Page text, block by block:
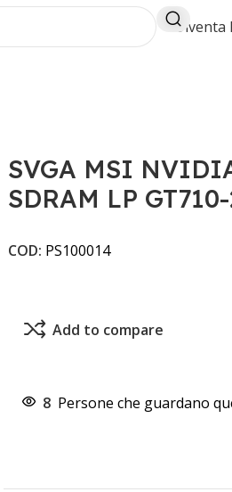
Diventa
LP GT710-2GD3H-LP
SVGA MSI
SDRAM LP
COD: PS100014
Add to compare
8 Persone che guardano